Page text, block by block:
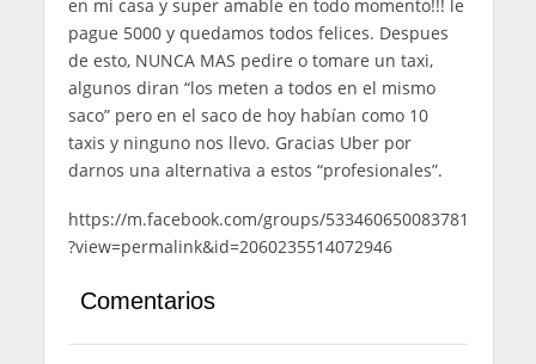
en mi casa y super amable en todo momento!!! le
pague 5000 y quedamos todos felices. Despues
de esto, NUNCA MAS pedire o tomare un taxi,
algunos diran “los meten a todos en el mismo
saco” pero en el saco de hoy habían como 10
taxis y ninguno nos llevo. Gracias Uber por
darnos una alternativa a estos “profesionales”.
https://m.facebook.com/groups/533460650083781
?view=permalink&id=2060235514072946
Comentarios